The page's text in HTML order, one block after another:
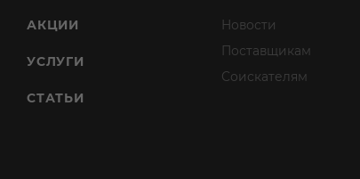
АКЦИИ
УСЛУГИ
СТАТЬИ
Новости
Поставщикам
Соискателям